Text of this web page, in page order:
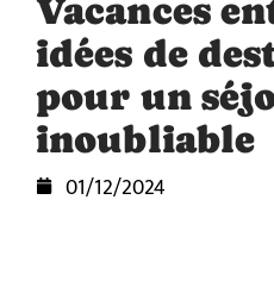
Vacances
idées de
pour un
inoubliable
01/12/2024